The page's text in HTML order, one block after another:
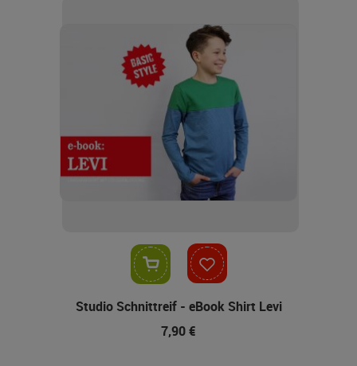
Studio Schnittreif - eBook Shirt Levi
7,90 €